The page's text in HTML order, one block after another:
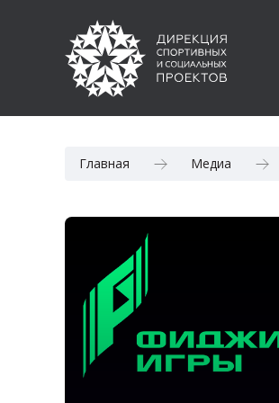
Главная Медиа